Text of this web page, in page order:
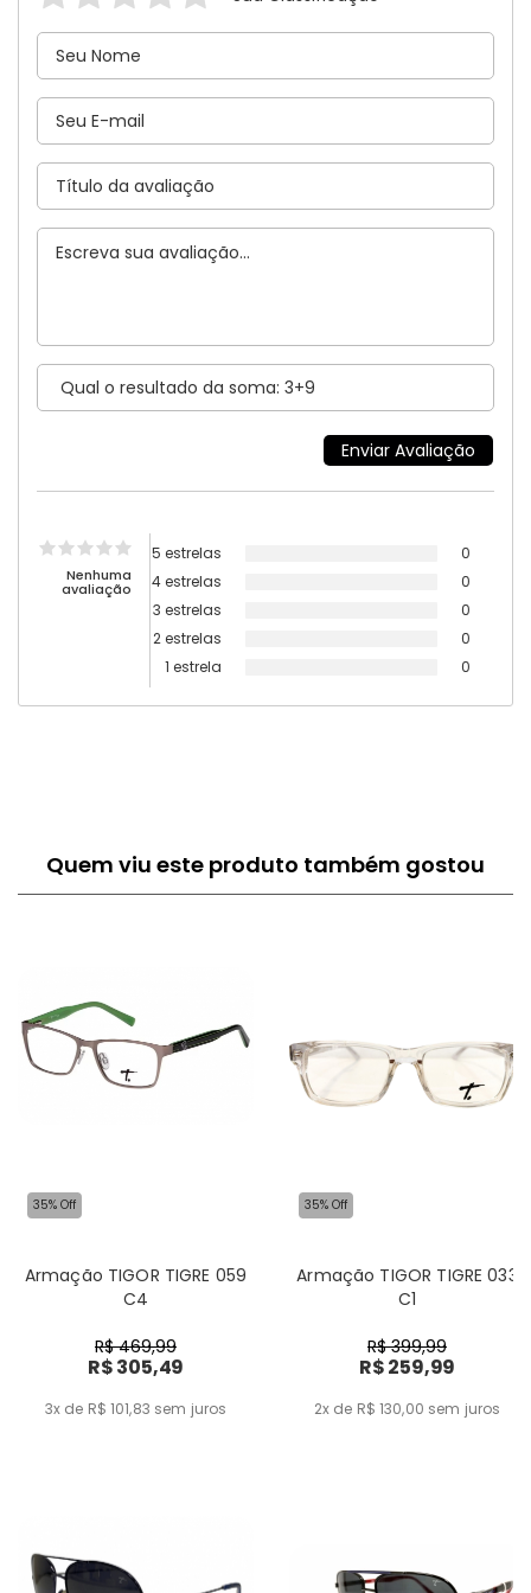
Nenhuma
avaliação
5 estrelas
0
4 estrelas
0
3 estrelas
0
2 estrelas
0
1 estrela
0
Quem viu este produto também gostou
35% Off
Armação TIGOR TIGRE 059
C4
R$ 469,99
R$ 305,49
3x de R$ 101,83 sem juros
35% Off
Armação TIGOR TIGRE 033
C1
R$ 399,99
R$ 259,99
2x de R$ 130,00 sem juros